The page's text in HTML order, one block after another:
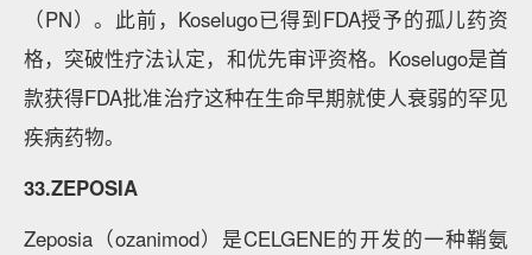
（PN）。此前，Koselugo已得到FDA授予的孤儿药资
格，突破性疗法认定，和优先审评资格。Koselugo是首
款获得FDA批准治疗这种在生命早期就使人衰弱的罕见
疾病药物。
33.ZEPOSIA
Zeposia（ozanimod）是CELGENE的开发的一种鞘氨